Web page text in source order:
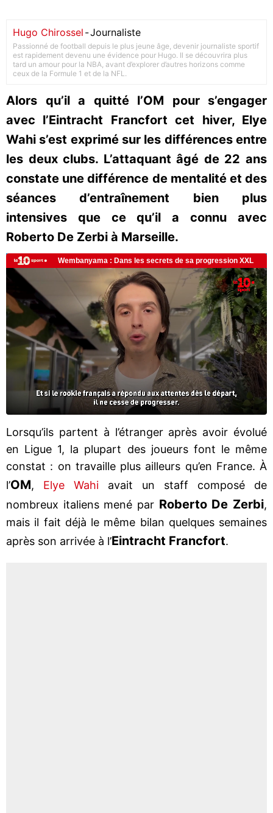
Hugo Chirossel -Journaliste
Passionné de football depuis le plus jeune âge, devenir journaliste sportif
est rapidement devenu une évidence pour Hugo. Il se découvrira plus
tard un amour pour la NBA, avant d’explorer d’autres horizons comme
ceux de la Formule 1 et de la NFL.
Alors qu’il a quitté l’OM pour s’engager
avec l’Eintracht Francfort cet hiver, Elye
Wahi s’est exprimé sur les différences entre
les deux clubs. L’attaquant âgé de 22 ans
constate une différence de mentalité et des
séances d’entraînement bien plus
intensives que ce qu’il a connu avec
Roberto De Zerbi à Marseille.
Lorsqu’ils partent à l’étranger après avoir évolué
en Ligue 1, la plupart des joueurs font le même
constat : on travaille plus ailleurs qu’en France. À
l’OM, Elye Wahi avait un staff composé de
nombreux italiens mené par Roberto De Zerbi,
mais il fait déjà le même bilan quelques semaines
après son arrivée à l’Eintracht Francfort.